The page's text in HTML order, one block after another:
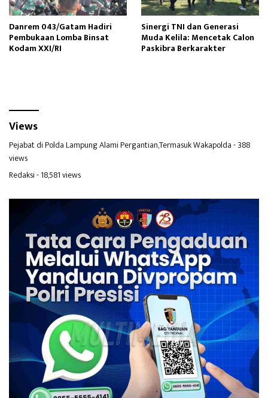
Danrem 043/Gatam Hadiri
Pembukaan Lomba Binsat
Kodam XXI/RI
Sinergi TNI dan Generasi
Muda Kelila: Mencetak Calon
Paskibra Berkarakter
Views
Pejabat di Polda Lampung Alami Pergantian,Termasuk Wakapolda- 388
views
Redaksi- 18,581 views